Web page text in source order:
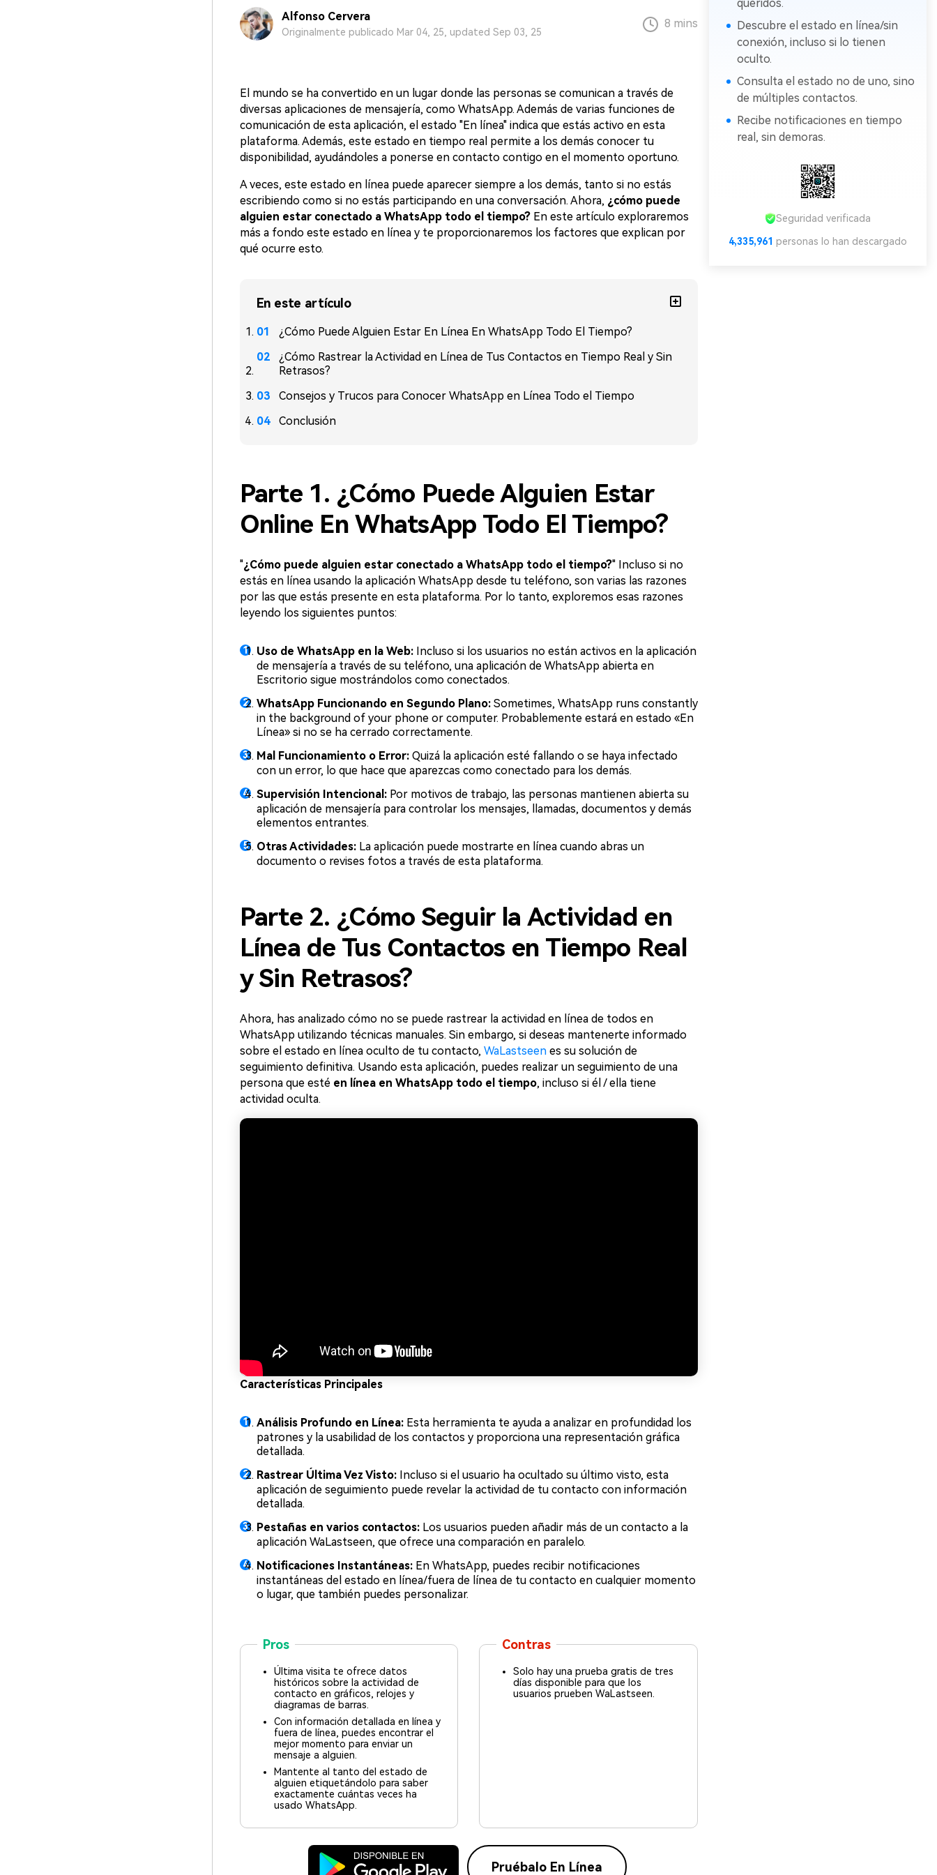
Alfonso Cervera
Originalmente publicado Mar 04, 25, updated Sep 03, 25
8 mins
El mundo se ha convertido en un lugar donde las personas se comunican a través de
diversas aplicaciones de mensajería, como WhatsApp. Además de varias funciones de
comunicación de esta aplicación, el estado "En línea" indica que estás activo en esta
plataforma. Además, este estado en tiempo real permite a los demás conocer tu
disponibilidad, ayudándoles a ponerse en contacto contigo en el momento oportuno.
A veces, este estado en línea puede aparecer siempre a los demás, tanto si no estás
escribiendo como si no estás participando en una conversación. Ahora, ¿cómo puede
alguien estar conectado a WhatsApp todo el tiempo?En este artículo exploraremos
más a fondo este estado en línea y te proporcionaremos los factores que explican por
qué ocurre esto.
En este artículo
¿Cómo Puede Alguien Estar En Línea En WhatsApp Todo El Tiempo?
¿Cómo Rastrear la Actividad en Línea de Tus Contactos en Tiempo Real y Sin
Retrasos?
Consejos y Trucos para Conocer WhatsApp en Línea Todo el Tiempo
Conclusión
Parte 1. ¿Cómo Puede Alguien Estar
Online En WhatsApp Todo El Tiempo?
"¿Cómo puede alguien estar conectado a WhatsApp todo el tiempo?" Incluso si no
estás en línea usando la aplicación WhatsApp desde tu teléfono, son varias las razones
por las que estás presente en esta plataforma. Por lo tanto, exploremos esas razones
leyendo los siguientes puntos:
Uso de WhatsApp en la Web: Incluso si los usuarios no están activos en la aplicación
de mensajería a través de su teléfono, una aplicación de WhatsApp abierta en
Escritorio sigue mostrándolos como conectados.
WhatsApp Funcionando en Segundo Plano: Sometimes, WhatsApp runs constantly
in the background of your phone or computer. Probablemente estará en estado «En
Línea» si no se ha cerrado correctamente.
Mal Funcionamiento o Error: Quizá la aplicación esté fallando o se haya infectado
con un error, lo que hace que aparezcas como conectado para los demás.
Supervisión Intencional: Por motivos de trabajo, las personas mantienen abierta su
aplicación de mensajería para controlar los mensajes, llamadas, documentos y demás
elementos entrantes.
Otras Actividades: La aplicación puede mostrarte en línea cuando abras un
documento o revises fotos a través de esta plataforma.
Parte 2. ¿Cómo Seguir la Actividad en
Línea de Tus Contactos en Tiempo Real
y Sin Retrasos?
Ahora, has analizado cómo no se puede rastrear la actividad en línea de todos en
WhatsApp utilizando técnicas manuales. Sin embargo, si deseas mantenerte informado
sobre el estado en línea oculto de tu contacto, WaLastseenes su solución de
seguimiento definitiva. Usando esta aplicación, puedes realizar un seguimiento de una
persona que esté en línea en WhatsApp todo el tiempo, incluso si él / ella tiene
actividad oculta.
Características Principales
Análisis Profundo en Línea: Esta herramienta te ayuda a analizar en profundidad los
patrones y la usabilidad de los contactos y proporciona una representación gráfica
detallada.
Rastrear Última Vez Visto: Incluso si el usuario ha ocultado su último visto, esta
aplicación de seguimiento puede revelar la actividad de tu contacto con información
detallada.
Pestañas en varios contactos:Los usuarios pueden añadir más de un contacto a la
aplicación WaLastseen, que ofrece una comparación en paralelo.
Notificaciones Instantáneas: En WhatsApp, puedes recibir notificaciones
instantáneas del estado en línea/fuera de línea de tu contacto en cualquier momento
o lugar, que también puedes personalizar.
Pros
Última visita te ofrece datos
históricos sobre la actividad de
contacto en gráficos, relojes y
diagramas de barras.
Con información detallada en línea y
fuera de línea, puedes encontrar el
mejor momento para enviar un
mensaje a alguien.
Mantente al tanto del estado de
alguien etiquetándolo para saber
exactamente cuántas veces ha
usado WhatsApp.
Contras
Solo hay una prueba gratis de tres
días disponible para que los
usuarios prueben WaLastseen.
Pruébalo En Línea
queridos.
Descubre el estado en línea/sin
conexión, incluso si lo tienen
oculto.
Consulta el estado no de uno, sino
de múltiples contactos.
Recibe notificaciones en tiempo
real, sin demoras.
Seguridad verificada
4,335,961 personas lo han descargado